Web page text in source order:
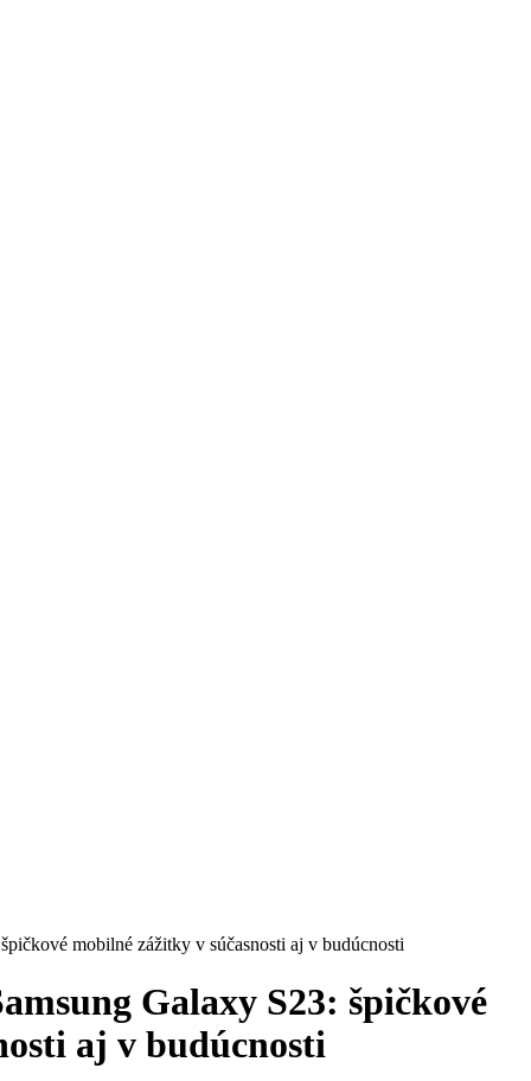
mobilné zážitky v súčasnosti aj v budúcnosti
Galaxy S23: špičkové
aj v budúcnosti